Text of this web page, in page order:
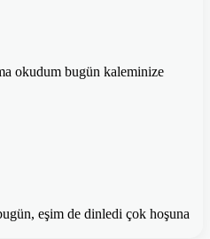
okudum bugün kaleminize
eşim de dinledi çok hoşuna